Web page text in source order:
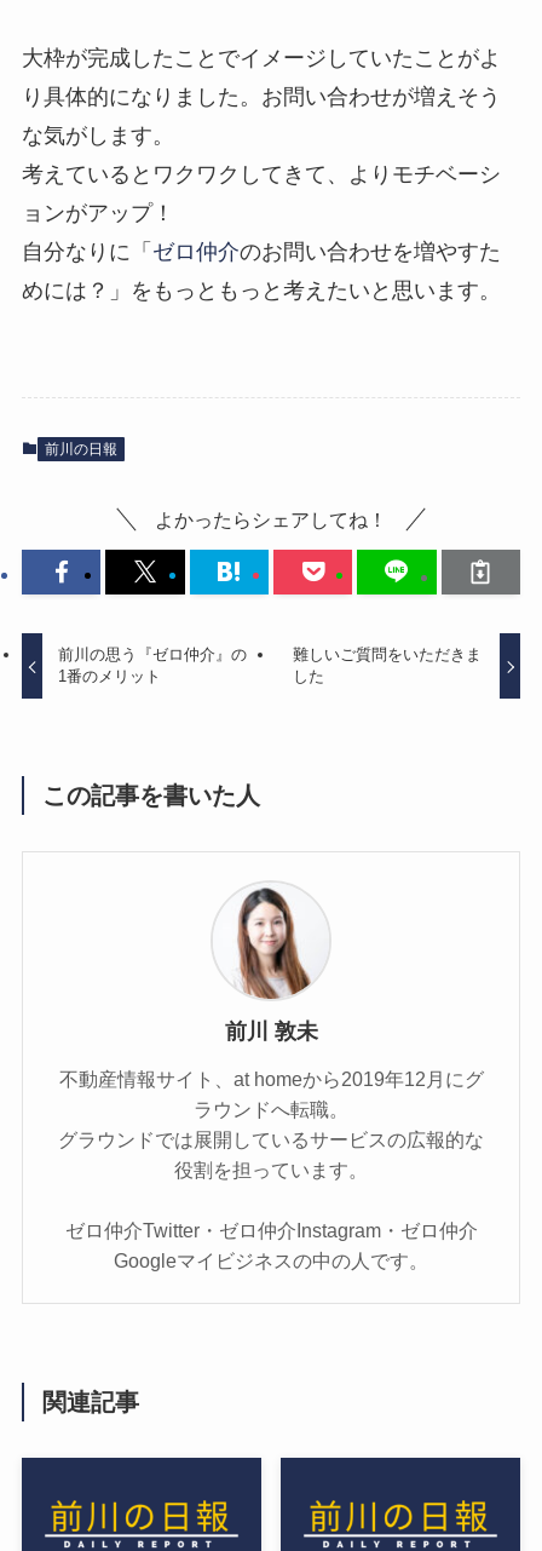
大枠が完成したことでイメージしていたことがよ
り具体的になりました。お問い合わせが増えそう
な気がします。
考えているとワクワクしてきて、よりモチベーシ
ョンがアップ！
自分なりに「 ゼロ仲介のお問い合わせを増やすた
めには？」をもっともっと考えたいと思います。
前川の日報
よかったらシェアしてね！
前川の思う『ゼロ仲介』の
1番のメリット
難しいご質問をいただきま
した
この記事を書いた人
前川 敦未
不動産情報サイト、at homeから2019年12月にグ
ラウンドへ転職。
グラウンドでは展開しているサービスの広報的な
役割を担っています。
ゼロ仲介Twitter・ゼロ仲介Instagram・ゼロ仲介
Googleマイビジネスの中の人です。
関連記事